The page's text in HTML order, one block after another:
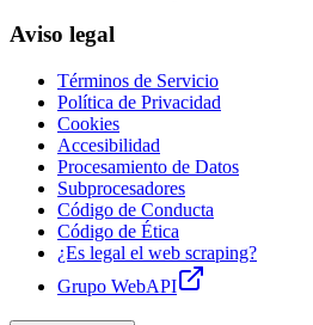
Aviso legal
Términos de Servicio
Política de Privacidad
Cookies
Accesibilidad
Procesamiento de Datos
Subprocesadores
Código de Conducta
Código de Ética
¿Es legal el web scraping?
Grupo WebAPI